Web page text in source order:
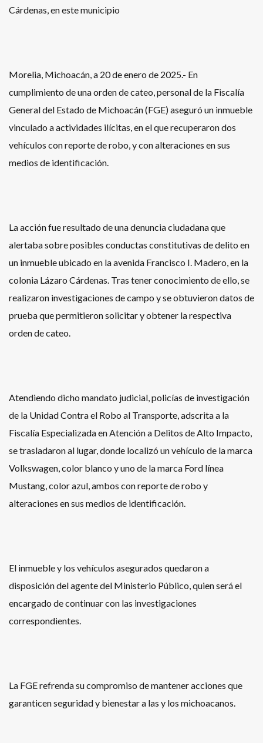
Cárdenas, en este municipio
Morelia, Michoacán, a 20 de enero de 2025.- En
cumplimiento de una orden de cateo, personal de la Fiscalía
General del Estado de Michoacán (FGE) aseguró un inmueble
vinculado a actividades ilícitas, en el que recuperaron dos
vehículos con reporte de robo, y con alteraciones en sus
medios de identificación.
La acción fue resultado de una denuncia ciudadana que
alertaba sobre posibles conductas constitutivas de delito en
un inmueble ubicado en la avenida Francisco I. Madero, en la
colonia Lázaro Cárdenas. Tras tener conocimiento de ello, se
realizaron investigaciones de campo y se obtuvieron datos de
prueba que permitieron solicitar y obtener la respectiva
orden de cateo.
Atendiendo dicho mandato judicial, policías de investigación
de la Unidad Contra el Robo al Transporte, adscrita a la
Fiscalía Especializada en Atención a Delitos de Alto Impacto,
se trasladaron al lugar, donde localizó un vehículo de la marca
Volkswagen, color blanco y uno de la marca Ford línea
Mustang, color azul, ambos con reporte de robo y
alteraciones en sus medios de identificación.
El inmueble y los vehículos asegurados quedaron a
disposición del agente del Ministerio Público, quien será el
encargado de continuar con las investigaciones
correspondientes.
La FGE refrenda su compromiso de mantener acciones que
garanticen seguridad y bienestar a las y los michoacanos.